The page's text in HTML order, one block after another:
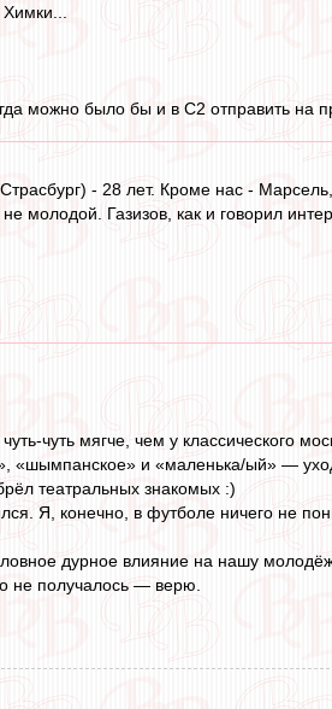
можно было бы и в С2 отправить на
- 28 лет. Кроме нас - Марсель,
молодой. Газизов, как и говорил
чуть мягче, чем у классического
«шымпанское» и «маленька/ый» —
театральных знакомых :)
Я, конечно, в футболе ничего не
дурное влияние на нашу
не получалось — верю.